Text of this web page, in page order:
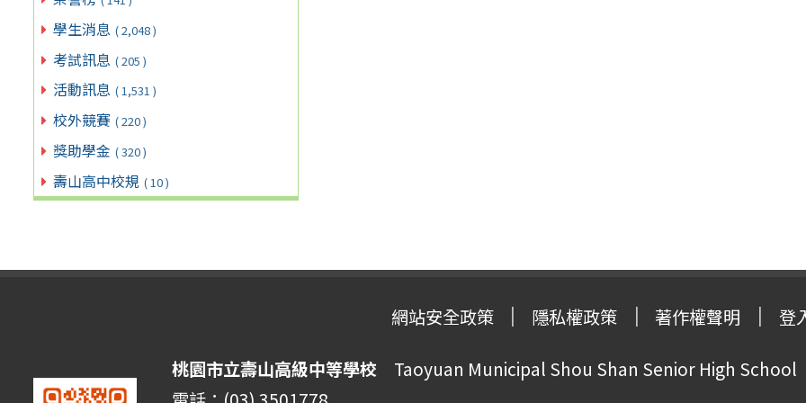
學生消息 ( 2,048 )
考試訊息 ( 205 )
活動訊息 ( 1,531 )
校外競賽 ( 220 )
獎助學金 ( 320 )
壽山高中校規 ( 10 )
網站安全政策 隱私權政策 著作權聲明 登
桃園市立壽山高級中等學校 Taoyuan Municipal Shou Shan Senior High School